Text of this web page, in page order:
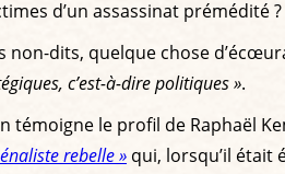
d’un assassinat prémédité ?
non-dits, quelque chose
c’est-à-dire politiques ».
le profil de Raphaël
rebelle » qui, lorsqu’il était